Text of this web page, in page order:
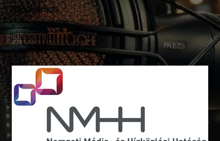
Adatvédelem
Játékszabályzat
Impresszum
Kapcsolat